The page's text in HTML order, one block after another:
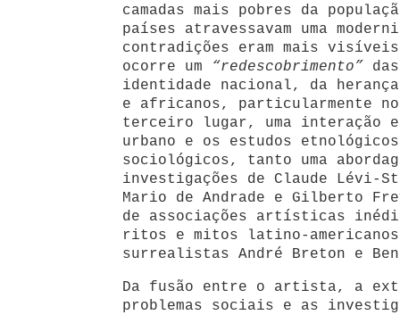
camadas mais pobres da
países atravessavam uma
contradições eram mais
ocorre um
“redescobrimento”
identidade nacional, da
e africanos, particularmente
terceiro lugar, uma interação
urbano e os estudos
sociológicos, tanto uma
investigações de Claude Lévi-
Mario de Andrade e Gilberto
de associações artísticas
ritos e mitos latino-
surrealistas André Breton e
Da fusão entre o artista, a
problemas sociais e as